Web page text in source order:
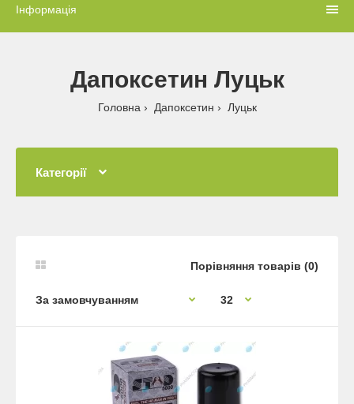
Інформація
Дапоксетин Луцьк
Головна Дапоксетин Луцьк
Категорії
Порівняння товарів (0)